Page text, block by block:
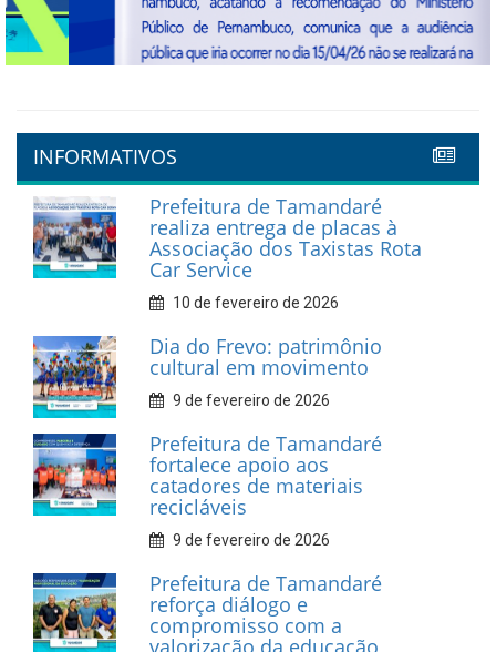
Previous Next
INFORMATIVOS
Prefeitura de Tamandaré
realiza entrega de placas à
Associação dos Taxistas Rota
Car Service